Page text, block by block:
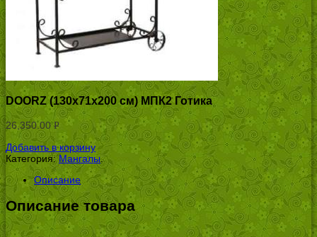
DOORZ (130x71x200 см) МПК2 Готика
26,350.00Р
УБ.
Добавить в корзину
Категория:Мангалы.
Описание
Описание товара